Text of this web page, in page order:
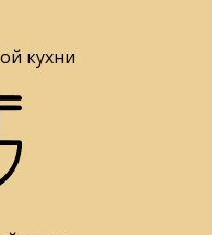
кухни